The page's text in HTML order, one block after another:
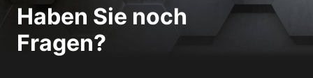
Haben Sie noch
Fragen?